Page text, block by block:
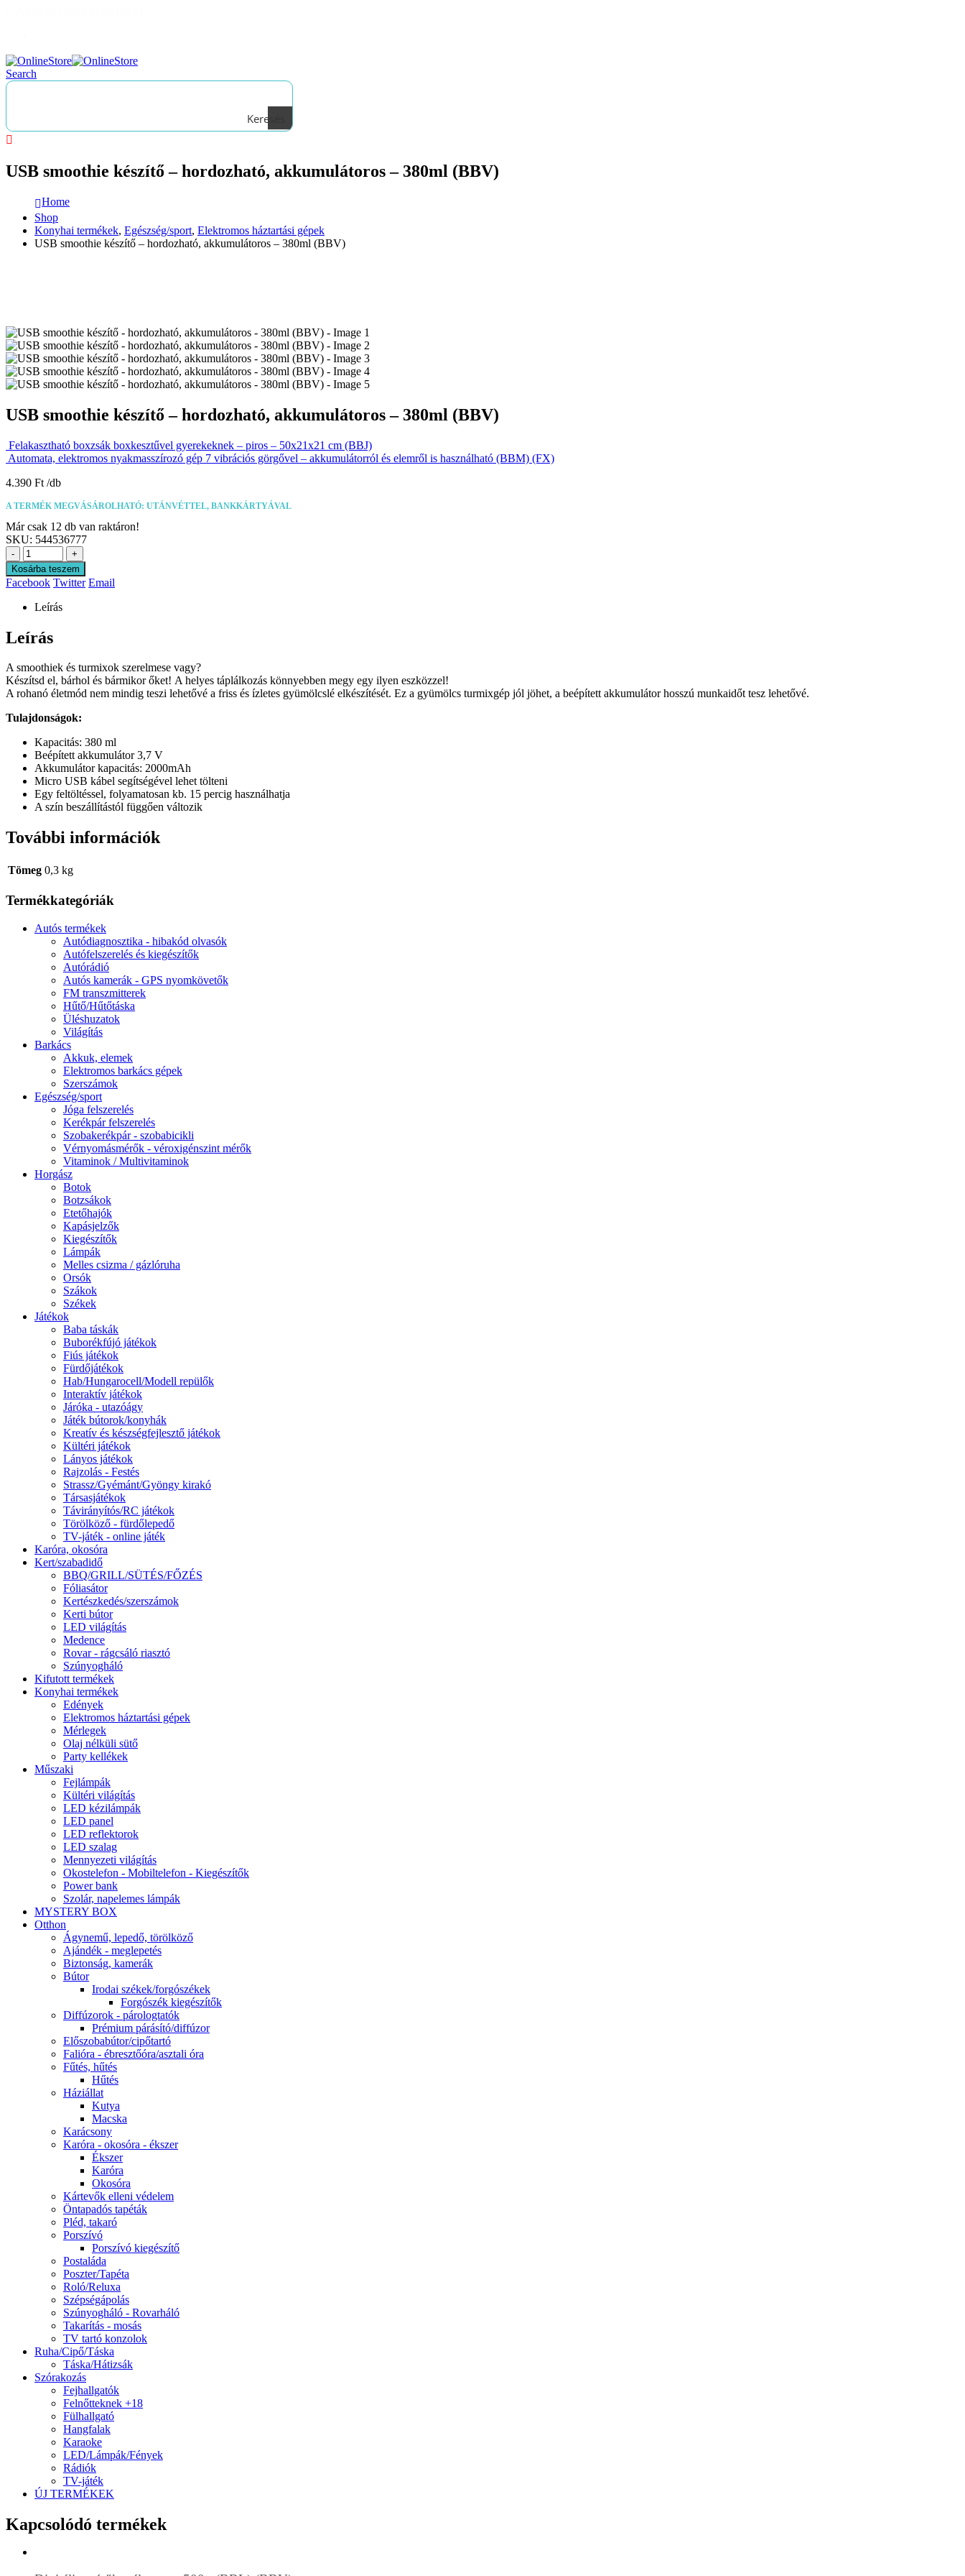
Search
Keresés
USB smoothie készítő – hordozható, akkumulátoros – 380ml (BBV)
Home
Shop
Konyhai termékek, Egészség/sport, Elektromos háztartási gépek
USB smoothie készítő – hordozható, akkumulátoros – 380ml (BBV)
USB smoothie készítő – hordozható, akkumulátoros – 380ml (BBV)
Felakasztható boxzsák boxkesztűvel gyerekeknek – piros – 50x21x21 cm (BBJ)
Automata, elektromos nyakmasszírozó gép 7 vibrációs görgővel – akkumulátorról és elemről is használható (BBM) (FX)
4.390 Ft
A TERMÉK MEGVÁSÁROLHATÓ: UTÁNVÉTTEL, BANKKÁRTYÁVAL
Már csak 12 db van raktáron!
SKU: 544536777
-
+
Kosárba teszem
Facebook Twitter Email
Leírás
Leírás
A smoothiek és turmixok szerelmese vagy?
Készítsd el, bárhol és bármikor őket! A helyes táplálkozás könnyebben megy egy ilyen eszközzel!
A rohanó életmód nem mindig teszi lehetővé a friss és ízletes gyümölcslé elkészítését. Ez a gyümölcs turmixgép jól jöhet, a beépített akkumulátor hosszú munkaidőt tesz lehetővé.
Tulajdonságok:
Kapacitás: 380 ml
Beépített akkumulátor 3,7 V
Akkumulátor kapacitás: 2000mAh
Micro USB kábel segítségével lehet tölteni
Egy feltöltéssel, folyamatosan kb. 15 percig használhatja
A szín beszállítástól függően változik
További információk
Tömeg 0,3 kg
Termékkategóriák
Autós termékek
Autódiagnosztika - hibakód olvasók
Autófelszerelés és kiegészítők
Autórádió
Autós kamerák - GPS nyomkövetők
FM transzmitterek
Hűtő/Hűtőtáska
Üléshuzatok
Világítás
Barkács
Akkuk, elemek
Elektromos barkács gépek
Szerszámok
Egészség/sport
Jóga felszerelés
Kerékpár felszerelés
Szobakerékpár - szobabicikli
Vérnyomásmérők - véroxigénszint mérők
Vitaminok / Multivitaminok
Horgász
Botok
Botzsákok
Etetőhajók
Kapásjelzők
Kiegészítők
Lámpák
Melles csizma / gázlóruha
Orsók
Szákok
Székek
Játékok
Baba táskák
Buborékfújó játékok
Fiús játékok
Fürdőjátékok
Hab/Hungarocell/Modell repülők
Interaktív játékok
Járóka - utazóágy
Játék bútorok/konyhák
Kreatív és készségfejlesztő játékok
Kültéri játékok
Lányos játékok
Rajzolás - Festés
Strassz/Gyémánt/Gyöngy kirakó
Társasjátékok
Távirányítós/RC játékok
Törölköző - fürdőlepedő
TV-játék - online játék
Karóra, okosóra
Kert/szabadidő
BBQ/GRILL/SÜTÉS/FŐZÉS
Fóliasátor
Kertészkedés/szerszámok
Kerti bútor
LED világítás
Medence
Rovar - rágcsáló riasztó
Szúnyogháló
Kifutott termékek
Konyhai termékek
Edények
Elektromos háztartási gépek
Mérlegek
Olaj nélküli sütő
Party kellékek
Műszaki
Fejlámpák
Kültéri világítás
LED kézilámpák
LED panel
LED reflektorok
LED szalag
Mennyezeti világítás
Okostelefon - Mobiltelefon - Kiegészítők
Power bank
Szolár, napelemes lámpák
MYSTERY BOX
Otthon
Ágynemű, lepedő, törölköző
Ajándék - meglepetés
Biztonság, kamerák
Bútor
Irodai székek/forgószékek
Forgószék kiegészítők
Diffúzorok - párologtatók
Prémium párásító/diffúzor
Előszobabútor/cipőtartó
Falióra - ébresztőóra/asztali óra
Fűtés, hűtés
Hűtés
Háziállat
Kutya
Macska
Karácsony
Karóra - okosóra - ékszer
Ékszer
Karóra
Okosóra
Kártevők elleni védelem
Öntapadós tapéták
Pléd, takaró
Porszívó
Porszívó kiegészítő
Postaláda
Poszter/Tapéta
Roló/Reluxa
Szépségápolás
Szúnyogháló - Rovarháló
Takarítás - mosás
TV tartó konzolok
Ruha/Cipő/Táska
Táska/Hátizsák
Szórakozás
Fejhallgatók
Felnőtteknek +18
Fülhallgató
Hangfalak
Karaoke
LED/Lámpák/Fények
Rádiók
TV-játék
ÚJ TERMÉKEK
Kapcsolódó termékek